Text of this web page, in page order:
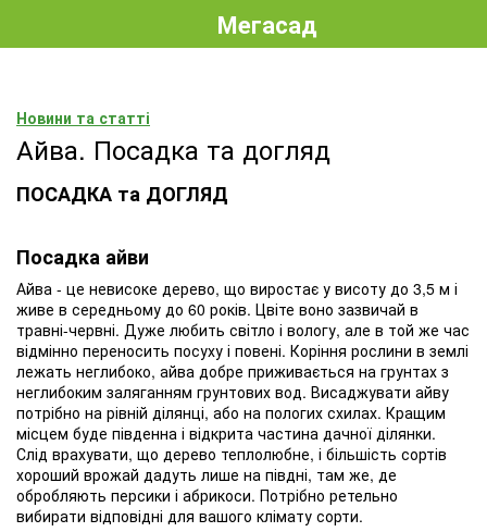
Мегасад
Новини та статті
Айва. Посадка та догляд
ПОСАДКА та ДОГЛЯД
Посадка айви
Айва - це невисоке дерево, що виростає у висоту до 3,5 м і
живе в середньому до 60 років. Цвіте воно зазвичай в
травні-червні. Дуже любить світло і вологу, але в той же час
відмінно переносить посуху і повені. Коріння рослини в землі
лежать неглибоко, айва добре приживається на грунтах з
неглибоким заляганням грунтових вод. Висаджувати айву
потрібно на рівній ділянці, або на пологих схилах. Кращим
місцем буде південна і відкрита частина дачної ділянки.
Слід врахувати, що дерево теплолюбне, і більшість сортів
хороший врожай дадуть лише на півдні, там же, де
обробляють персики і абрикоси. Потрібно ретельно
вибирати відповідні для вашого клімату сорти.